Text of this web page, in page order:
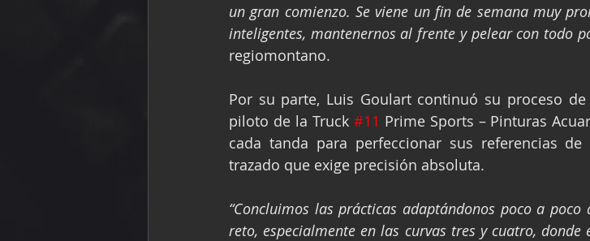
un gran comienzo. Se viene un fin de semana muy
inteligentes, mantenernos al frente y pelear con todo
regiomontano.
Por su parte, Luis Goulart continuó su proceso
piloto de la Truck #11 Prime Sports – Pinturas
cada tanda para perfeccionar sus referencias
trazado que exige precisión absoluta.
“Concluimos las prácticas adaptándonos poco a
reto, especialmente en las curvas tres y cuatro,